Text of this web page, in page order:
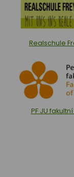
Realschule
PF JU